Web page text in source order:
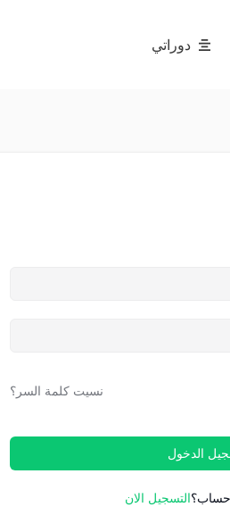
دوراتي
نسيت كلمة السر؟
الدخول
التسجيل الان